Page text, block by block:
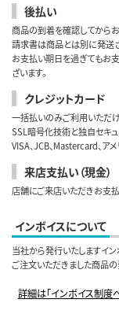
後払い
商品の到着を確認してからお
請求書は商品とは別に発送
お支払い期日を過ぎてもお
ざいます。
クレジットカード
一括払いのみご利用いただけ
SSL暗号化技術と独自セキュ
VISA、JCB、Mastercard、ア
来店支払い（現金）
店舗にご来店いただきお支払
インボイスについて
当社から発行いたしますイン
ご注文いただきました商品の
詳細は「インボイス制度